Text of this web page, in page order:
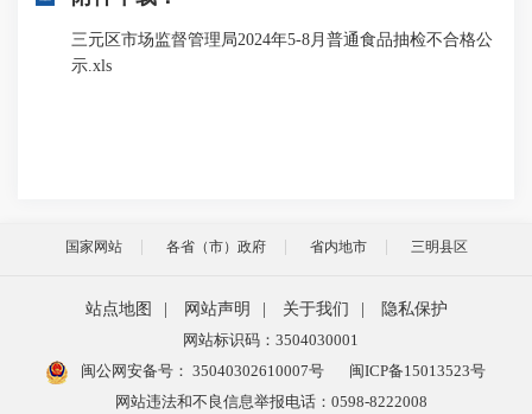
三元区市场监督管理局2024年5-8月普通食品抽检不合格公
示.xls
国家网站 各省（市）政府 省内地市 三明县区
站点地图 网站声明 关于我们
隐私保护
网站标识码：3504030001
闽公网安备号： 35040302610007号
闽ICP备15013523号
网站违法和不良信息举报电话：0598-8222008